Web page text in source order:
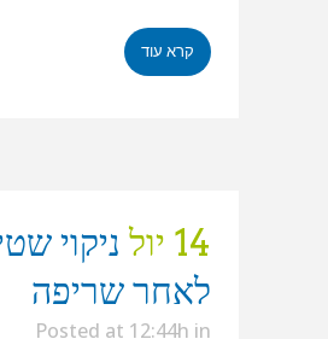
קרא עוד
14 יול
ניקוי
לאחר שריפה
Posted at 12:44h in